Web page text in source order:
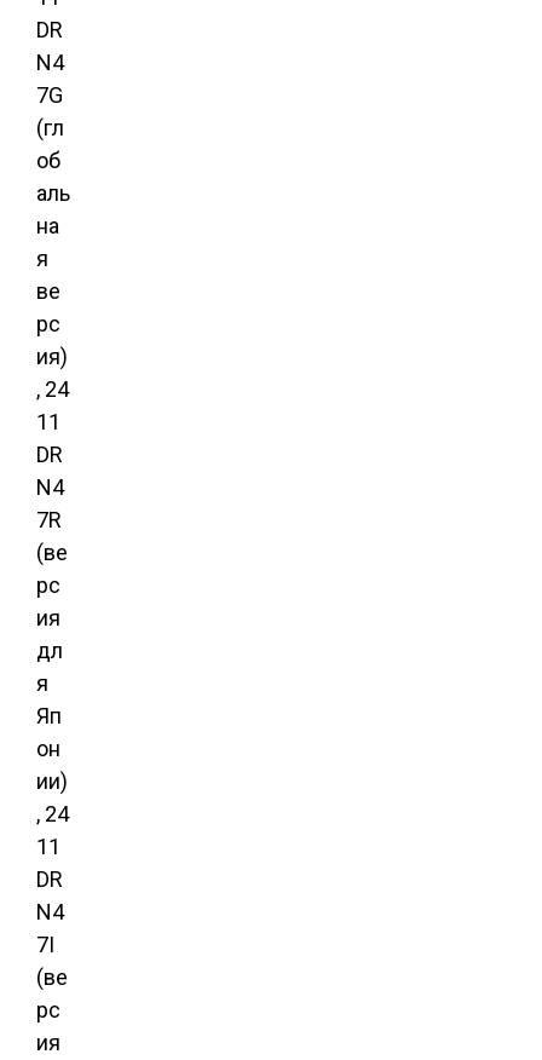
DR
N4
7G
(гл
об
аль
на
я
ве
рс
ия)
, 24
11
DR
N4
7R
(ве
рс
ия
дл
я
Яп
он
ии)
, 24
11
DR
N4
7I
(ве
рс
ия